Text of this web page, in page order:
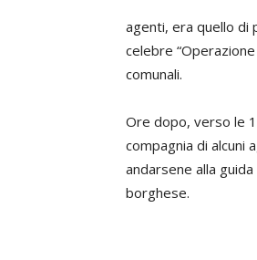
agenti, era quello di
celebre
comunali.
Ore dopo, verso le
compagnia di alcuni
andarsene alla
borghese.